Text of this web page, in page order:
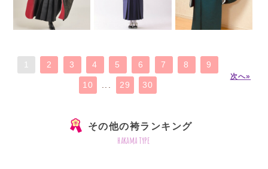
2 3 4 5 6 7 8 9
10 29 30
次へ»
その他の袴ランキング
hakama type